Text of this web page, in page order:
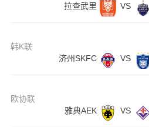
拉查武里
VS
韩K联
济州SKFC
VS
欧协联
雅典AEK
VS